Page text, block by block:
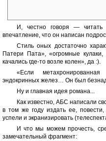
И, честно говоря —
впечатление, что он написан
Стиль оных достаточно
Патери Пата», «огромные
качались где-то возле колен», да :).
«Если
эндокринных желез… Он был
Ну и главная идея романа...
Как известно, АБС написали
в том же году издать ее,
успели и экранизировать
И что мы можем прочесть,
замечательный фрагмент: